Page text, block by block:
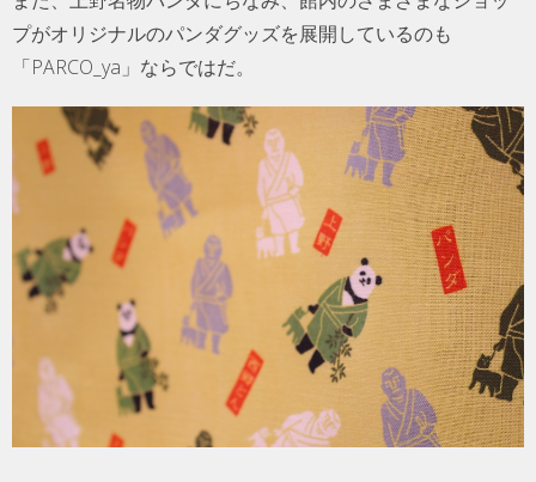
プがオリジナルのパンダグッズを展開しているのも
「PARCO_ya」ならではだ。